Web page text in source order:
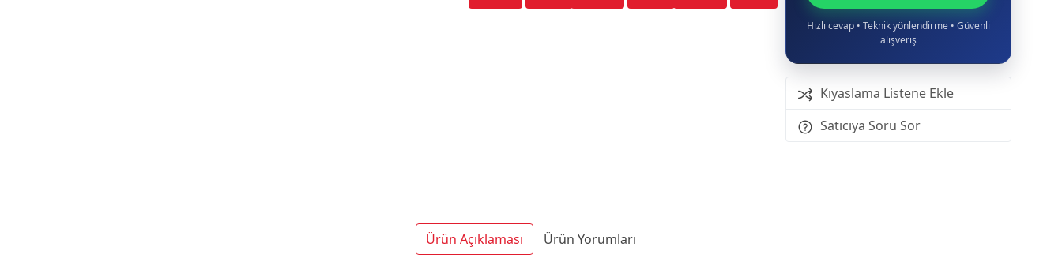
Hızlı cevap • Teknik yönlendirme • Güvenli
alışveriş
Kıyaslama Listene Ekle
Satıcıya Soru Sor
Ürün Açıklaması Ürün Yorumları